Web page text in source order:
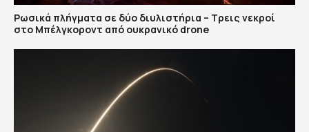
Ρωσικά πλήγματα σε δύο διυλιστήρια – Τρεις νεκροί
στο Μπέλγκοροντ από ουκρανικό drone